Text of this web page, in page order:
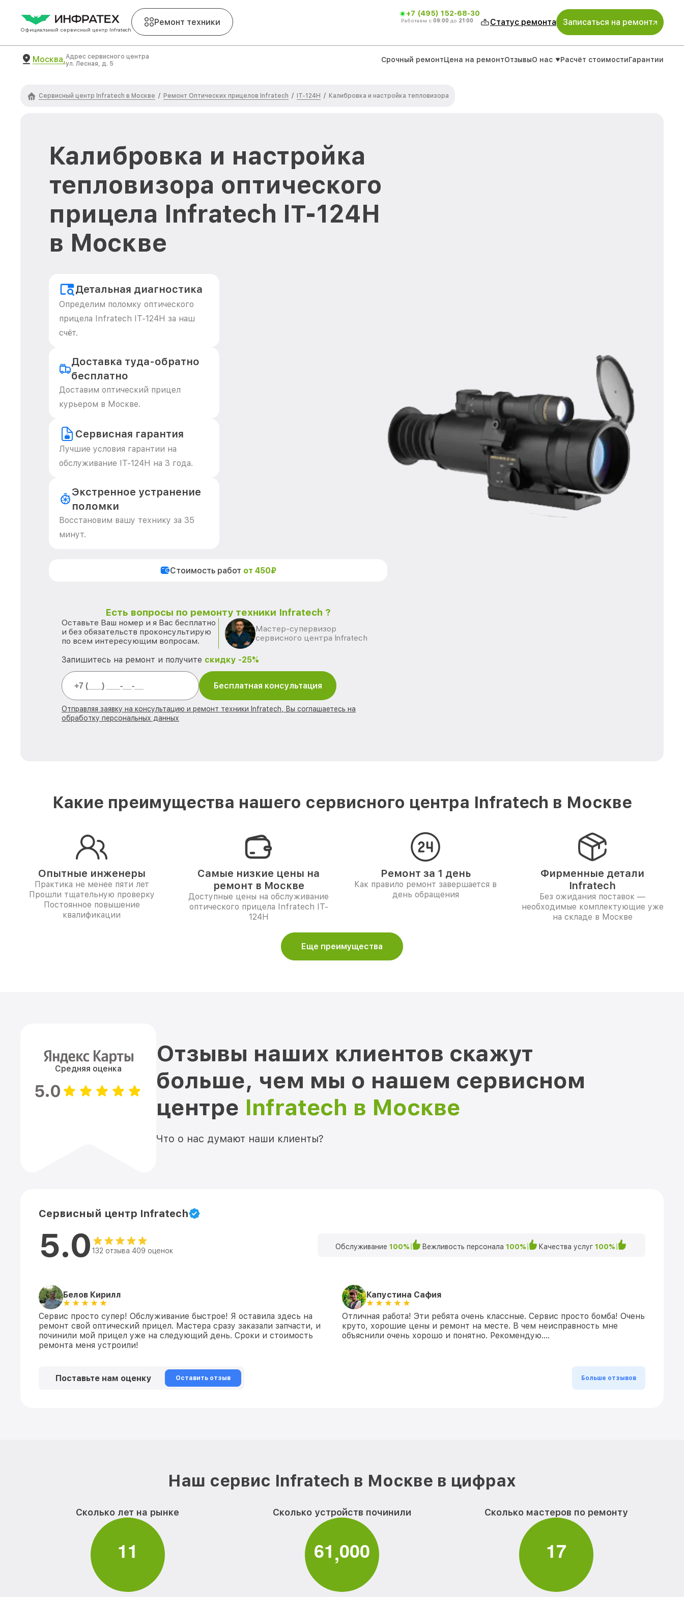
Официальный сервисный центр Infratech
Ремонт техники
+7 (495) 152-68-30
Работаем с 09:00 до 21:00 Статус ремонта Записаться на ремонт
Москва,Адрес сервисного центра
ул. Лесная, д. 5
Срочный ремонтЦена на ремонтОтзывыО нас Расчёт стоимостиГарантии
Сервисный центр Infratech в Москве / Ремонт Оптических прицелов Infratech / IT-124Н / Калибровка и настройка тепловизора
Калибровка и настройка
тепловизора оптического
прицела Infratech IT-124Н
в Москве
Детальная диагностика
Определим поломку оптического
прицела Infratech IT-124Н за наш
счёт.
Доставка туда-обратно
бесплатно
Доставим оптический прицел
курьером в Москве.
Сервисная гарантия
Лучшие условия гарантии на
обслуживание IT-124Н на 3 года.
Экстренное устранение
поломки
Восстановим вашу технику за 35
минут.
Стоимость работ от 450₽
Есть вопросы по ремонту техники Infratech ?
Оставьте Ваш номер и я Вас бесплатно
и без обязательств проконсультирую
по всем интересующим вопросам.
Мастер-супервизор
сервисного центра Infratech
Запишитесь на ремонт и получите скидку -25%
Бесплатная консультация
Отправляя заявку на консультацию и ремонт техники Infratech, Вы соглашаетесь на
обработку персональных данных
Какие преимущества нашего сервисного центра Infratech в Москве
Опытные инженеры
Практика не менее пяти лет
Прошли тщательную проверку
Постоянное повышение
квалификации
Самые низкие цены на
ремонт в Москве
Доступные цены на обслуживание
оптического прицела Infratech IT-
124Н
Ремонт за 1 день
Как правило ремонт завершается в
день обращения
Фирменные детали
Infratech
Без ожидания поставок —
необходимые комплектующие уже
на складе в Москве
Еще преимущества
Средняя оценка
5.0
Отзывы наших клиентов скажут
больше, чем мы о нашем сервисном
центре Infratech в Москве
Что о нас думают наши клиенты?
Сервисный центр Infratech
5.0 132 отзыва 409 оценок Обслуживание 100% Вежливость персонала 100% Качества услуг 100%
Белов Кирилл
Сервис просто супер! Обслуживание быстрое! Я оставила здесь на
ремонт свой оптический прицел. Мастера сразу заказали запчасти, и
починили мой прицел уже на следующий день. Сроки и стоимость
ремонта меня устроили!
Капустина Сафия
Отличная работа! Эти ребята очень классные. Сервис просто бомба! Очень
круто, хорошие цены и ремонт на месте. В чем неисправность мне
объяснили очень хорошо и понятно. Рекомендую….
Поставьте нам оценку Оставить отзыв Больше отзывов
Наш сервис Infratech в Москве в цифрах
Сколько лет на рынке
11
Сколько устройств починили
61,000
Сколько мастеров по ремонту
17